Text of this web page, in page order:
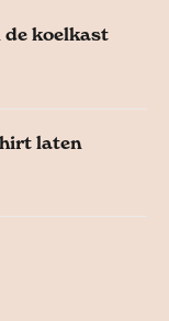
koelkast
laten